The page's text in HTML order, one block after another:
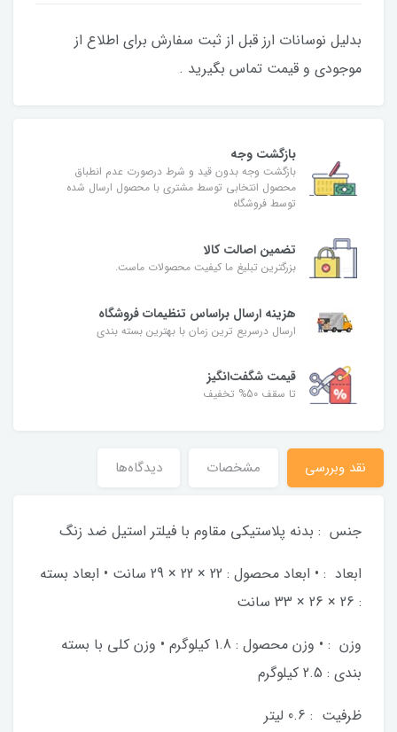
بدلیل نوسانات ارز قبل از ثبت سفارش برای اطلاع از
موجودی و قیمت تماس بگیرید .
بازگشت وجه
بازگشت وجه بدون قید و شرط درصورت عدم انطباق
محصول انتخابی توسط مشتری با محصول ارسال شده
توسط فروشگاه
تضمین اصالت کالا
بزرگترین تبلیغ ما کیفیت محصولات ماست.
هزینه ارسال براساس تنظیمات فروشگاه
ارسال درسریع ترین زمان با بهترین بسته بندی
قیمت شگفت‌انگیز
تا سقف 50% تخفیف
نقد وبررسی مشخصات دیدگاه‌ها
جنس : بدنه پلاستیکی مقاوم با فیلتر استیل ضد زنگ
ابعاد : • ابعاد محصول : 22 × 22 × 29 سانت • ابعاد بسته
: 26 × 26 × 33 سانت
وزن : • وزن محصول : 1.8 کیلوگرم • وزن کلی با بسته
بندی : 2.5 کیلوگرم
ظرفیت : 0.6 لیتر